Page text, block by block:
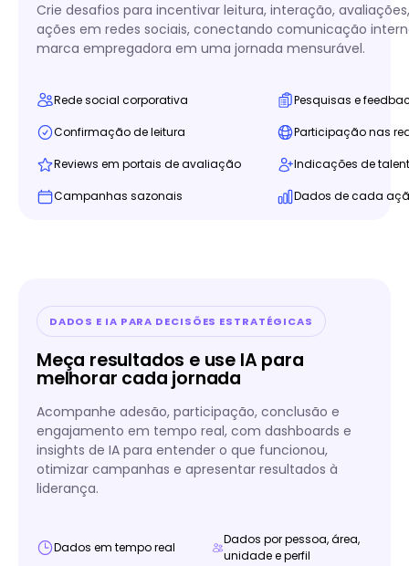
Crie desafios para incentivar leitura, interação,
ações em redes sociais, conectando comunicação
marca empregadora em uma jornada mensurável.
Rede social corporativa Pesquisas e
Confirmação de leitura Participação nas
Reviews em portais de avaliação Indicações de
Campanhas sazonais Dados de cada
DADOS E IA PARA DECISÕES ESTRATÉGICAS
Meça resultados e use IA para
melhorar cada jornada
Acompanhe adesão, participação, conclusão e
engajamento em tempo real, com dashboards e
insights de IA para entender o que funcionou,
otimizar campanhas e apresentar resultados à
liderança.
Dados em tempo real
Dados por pessoa, área,
unidade e perfil